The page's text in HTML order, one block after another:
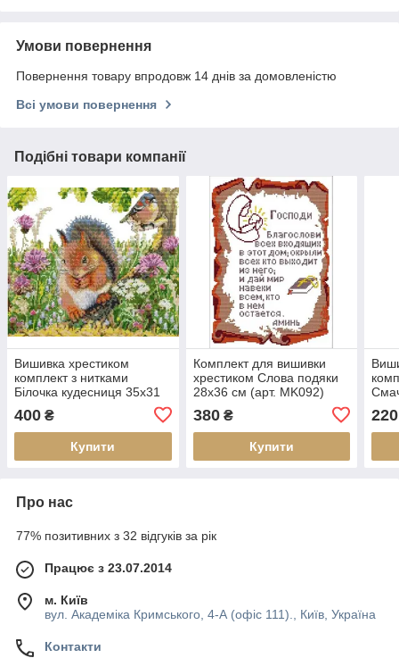
Умови повернення
Повернення товару впродовж 14 днів за домовленістю
Всі умови повернення
Подібні товари компанії
Вишивка хрестиком
комплект з нитками
Білочка кудесниця 35х31
400 ₴
Купити
Комплект для вишивки
хрестиком Слова подяки
28х36 см (арт. MK092)
380₴
Купити
220
Про нас
77% позитивних з 32 відгуків за рік
Працює з 23.07.2014
м. Київ
вул. Академіка Кримського, 4-А (офіс 111)., Київ, Україна
Контакти